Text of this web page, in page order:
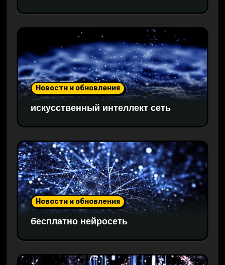
Новости и обновления
искусственный интеллект сеть
Новости и обновления
бесплатно нейросеть